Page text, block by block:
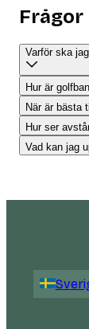
Frågor
Varför ska
Hur är
När är bästa
Hur ser
Vad kan jag